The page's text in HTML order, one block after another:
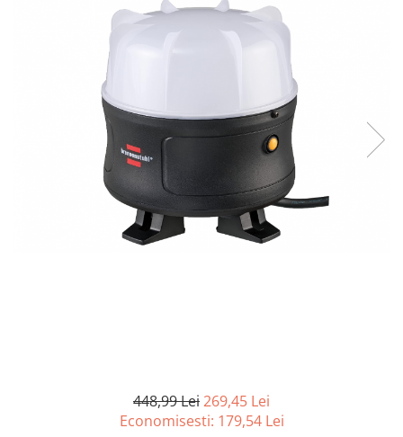
Curatenie si intretinere
Hobby-uri creative
Iluminat & Electrice
Kit-uri automatizari porti si usi
Mobila dormitor
Mobila gradina & terasa
Mobila Living & Dining
448,99 Lei269,45 Lei
Economisesti: 179,54 Lei